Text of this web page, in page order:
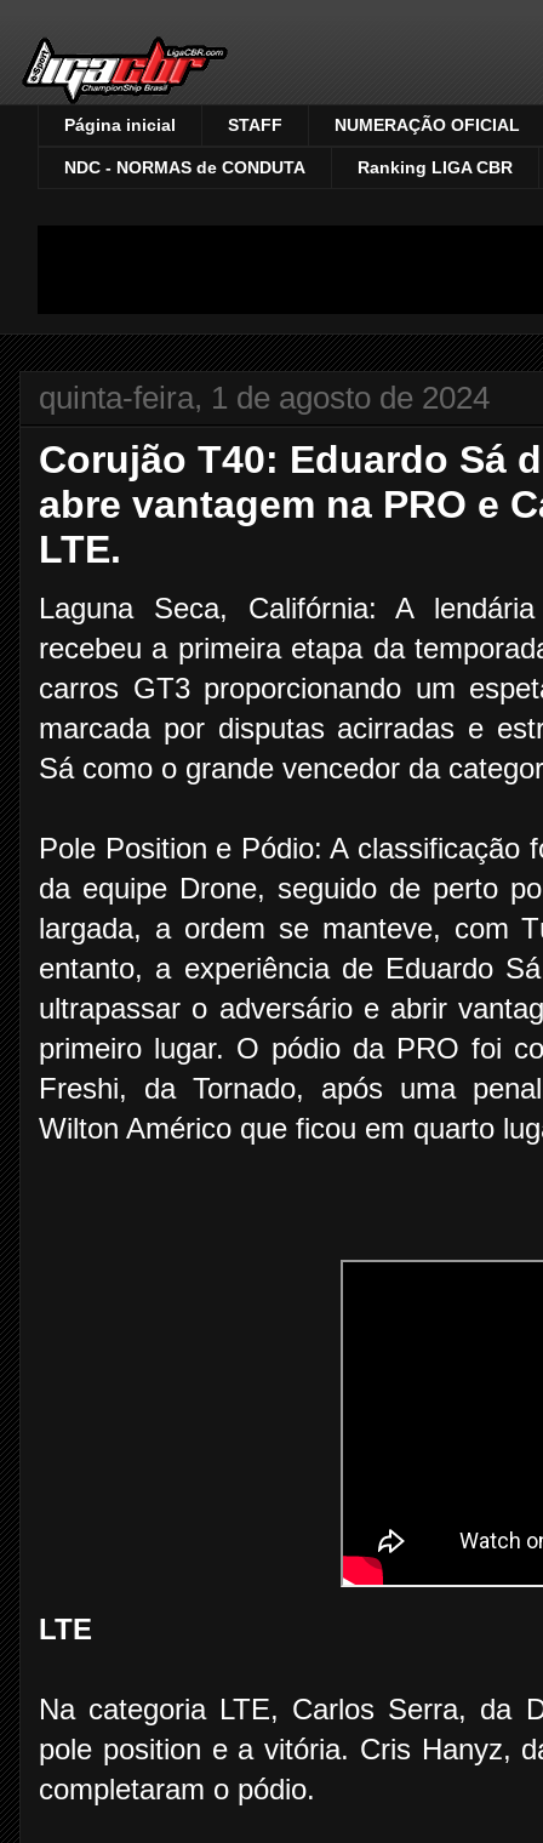
Página inicial STAFF NUMERAÇÃO OFICIAL
NDC - NORMAS de CONDUTA Ranking LIGA CBR
quinta-feira, 1 de agosto de 2024
Corujão T40: Eduardo Sá
abre vantagem na PRO e
LTE.
Laguna Seca, Califórnia: A
recebeu a primeira etapa da
carros GT3 proporcionando um
marcada por disputas acirradas e
Sá como o grande vencedor da
Pole Position e Pódio: A classificação
da equipe Drone, seguido de perto
largada, a ordem se manteve, com
entanto, a experiência de Eduardo
ultrapassar o adversário e abrir
primeiro lugar. O pódio da PRO foi
Freshi, da Tornado, após uma
Wilton Américo que ficou em quarto
LTE
Na categoria LTE, Carlos Serra, da
pole position e a vitória. Cris Hanyz,
completaram o pódio.